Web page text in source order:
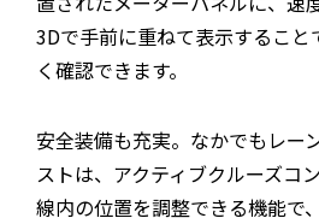
3Dで手前に重ねて表示するこ
く確認できます。
安全装備も充実。なかでもレー
ストは、アクティブクルーズコ
線内の位置を調整できる機能で